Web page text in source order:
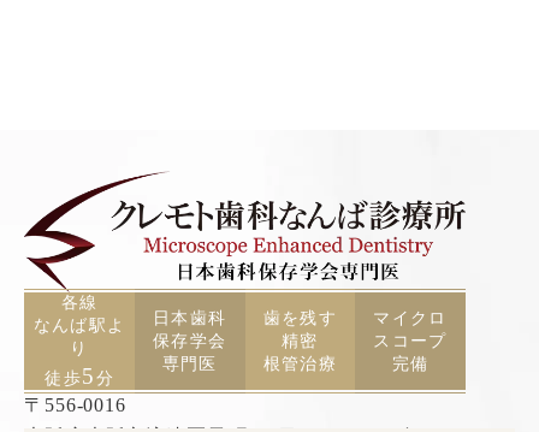
各線
なんば駅よ
り
徒歩5分
日本歯科
保存学会
専門医
歯を残す
精密
根管治療
マイクロ
スコープ
完備
〒556-0016